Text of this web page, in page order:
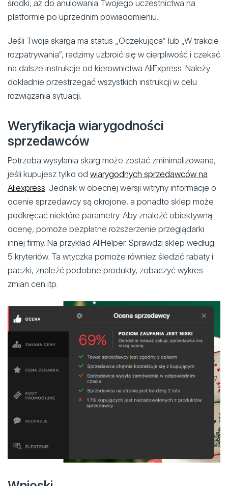
środki, aż do anulowania Twojego uczestnictwa na
platformie po uprzednim powiadomieniu.
Jeśli Twoja skarga ma status „Oczekująca” lub „W trakcie
rozpatrywania”, radzimy uzbroić się w cierpliwość i czekać
na dalsze instrukcje od kierownictwa AliExpress. Należy
dokładnie przestrzegać wszystkich instrukcji w celu
rozwiązania sytuacji.
Weryfikacja wiarygodności
sprzedawców
Potrzeba wysyłania skarg może zostać zminimalizowana,
jeśli kupujesz tylko od wiarygodnych sprzedawców na
Aliexpress. Jednak w obecnej wersji witryny informacje o
ocenie sprzedawcy są okrojone, a ponadto sklep może
podkręcać niektóre parametry. Aby znaleźć obiektywną
ocenę, pomoże bezpłatne rozszerzenie przeglądarki
innej firmy. Na przykład AliHelper. Sprawdzi sklep według
5 kryteriów. Ta wtyczka pomoże również śledzić rabaty i
paczki, znaleźć podobne produkty, zobaczyć wykres
zmian cen itp.